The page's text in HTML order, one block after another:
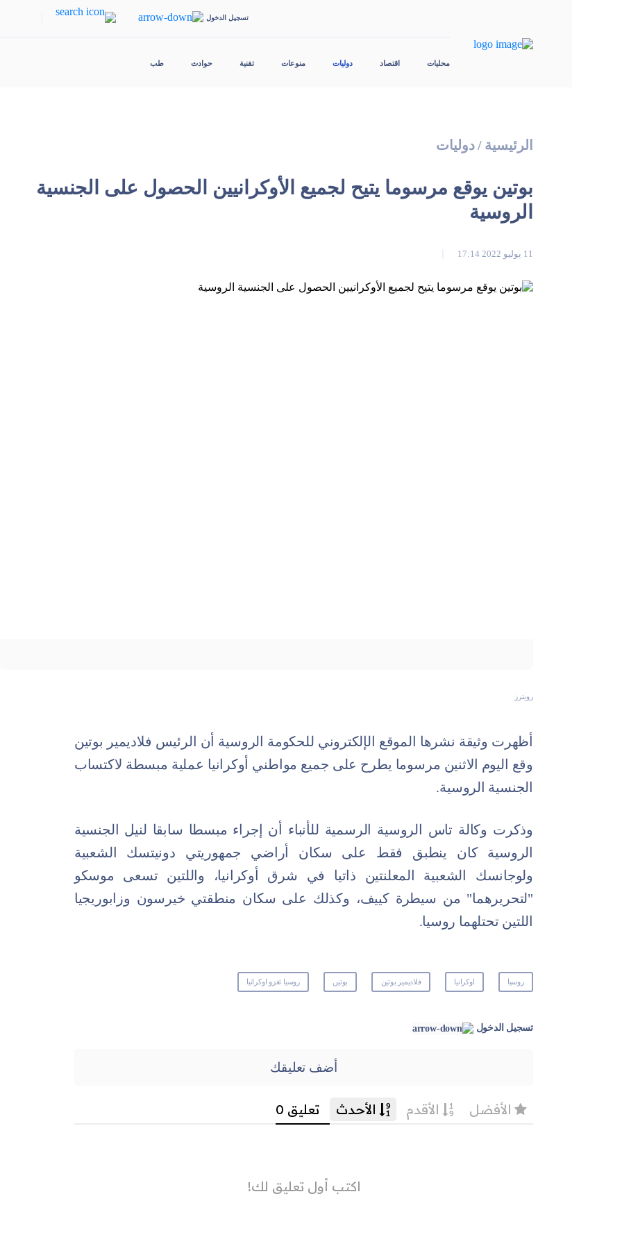
تسجيل الدخول
محليات اقتصاد دوليات منوعات تقنية حوادث طب
الرئيسية /دوليات
بوتين يوقع مرسوما يتيح لجميع الأوكرانيين الحصول على الجنسية
الروسية
11 يوليو 2022 17:14
رويترز
أظهرت وثيقة نشرها الموقع الإلكتروني للحكومة الروسية أن الرئيس فلاديمير بوتين
وقع اليوم الاثنين مرسوما يطرح على جميع مواطني أوكرانيا عملية مبسطة لاكتساب
الجنسية الروسية.
وذكرت وكالة تاس الروسية الرسمية للأنباء أن إجراء مبسطا سابقا لنيل الجنسية
الروسية كان ينطبق فقط على سكان أراضي جمهوريتي دونيتسك الشعبية
ولوجانسك الشعبية المعلنتين ذاتيا في شرق أوكرانيا، واللتين تسعى موسكو
"لتحريرهما" من سيطرة كييف، وكذلك على سكان منطقتي خيرسون وزابوريجيا
اللتين تحتلهما روسيا.
روسيا اوكرانيا فلاديمير بوتين بوتين روسيا تغزو اوكرانيا
تسجيل الدخول
أضف تعليقك